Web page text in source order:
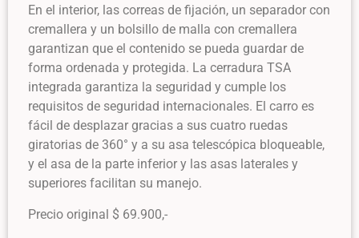
En el interior, las correas de fijación, un separador con
cremallera y un bolsillo de malla con cremallera
garantizan que el contenido se pueda guardar de
forma ordenada y protegida. La cerradura TSA
integrada garantiza la seguridad y cumple los
requisitos de seguridad internacionales. El carro es
fácil de desplazar gracias a sus cuatro ruedas
giratorias de 360° y a su asa telescópica bloqueable,
y el asa de la parte inferior y las asas laterales y
superiores facilitan su manejo.
Precio original $ 69.900,-